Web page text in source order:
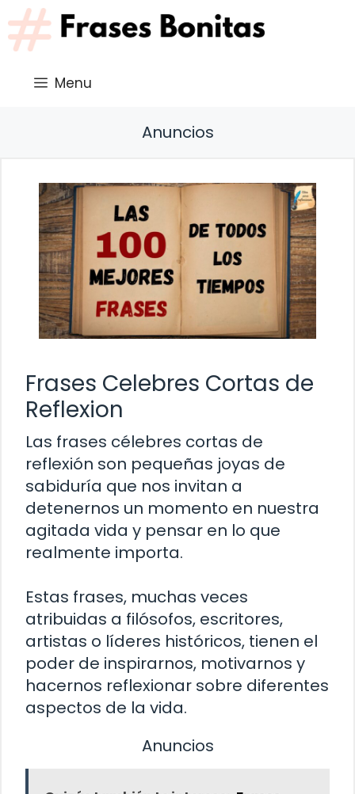
Saltar
al
contenido
Menu
Anuncios
Frases Celebres Cortas de
Reflexion
Las frases célebres cortas de
reflexión son pequeñas joyas de
sabiduría que nos invitan a
detenernos un momento en nuestra
agitada vida y pensar en lo que
realmente importa.
Estas frases, muchas veces
atribuidas a filósofos, escritores,
artistas o líderes históricos, tienen el
poder de inspirarnos, motivarnos y
hacernos reflexionar sobre diferentes
aspectos de la vida.
Anuncios